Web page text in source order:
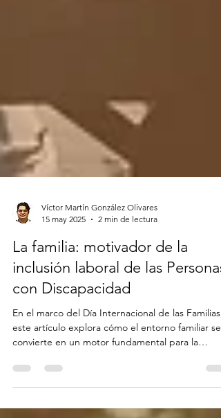
15 may 2025
2 min de lectura
La familia: motivador de la
inclusión laboral de las Personas
con Discapacidad
En el marco del Día Internacional de las Familias,
convierte en un motor fundamental para la
autonomía y confianza, se destacan estrategias